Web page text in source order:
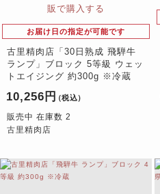
お届け日の指定が可能です
古里精肉店「30日熟成 飛騨牛
ランプ」ブロック 5等級 ウェッ
トエイジング 約300g ※冷蔵
10,256円 （税込）
販売中 在庫数 2
古里精肉店